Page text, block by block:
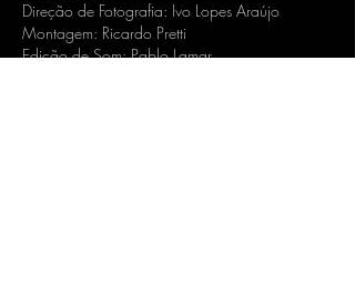
Direção de Fotografia: Ivo Lopes Araújo
Montagem: Ricardo Pretti
Edição de Som: Pablo Lamar